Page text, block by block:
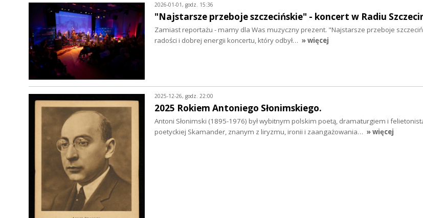
2026-01-01, godz. 15:36
"Najstarsze przeboje szczecińskie" - koncert w Radiu
Zamiast reportażu - mamy dla Was muzyczny prezent. "Najstarsze przeboje
radości i dobrej energii koncertu, który odbył… » więcej
2025-12-26, godz. 22:00
2025 Rokiem Antoniego Słonimskiego.
Antoni Słonimski (1895-1976) był wybitnym polskim poetą, dramaturgiem i
poetyckiej Skamander, znanym z liryzmu, ironii i zaangażowania… » więcej